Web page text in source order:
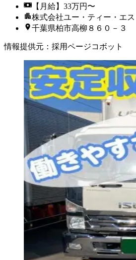
【月給】33万円〜
株式会社ユー・ティー・エス
千葉県柏市高柳８６０－３
情報提供元 ： 採用ページコボット